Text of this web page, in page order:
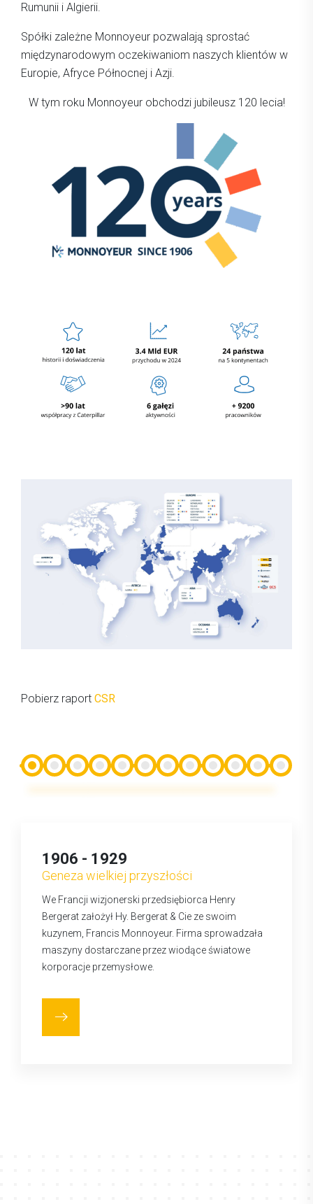
Rumunii i Algierii.
Spółki zależne Monnoyeur pozwalają sprostać
międzynarodowym oczekiwaniom naszych klientów w
Europie, Afryce Północnej i Azji.
W tym roku Monnoyeur obchodzi jubileusz 120 lecia!
Pobierz raport CSR
1906 - 1929
Geneza wielkiej przyszłości
We Francji wizjonerski przedsiębiorca Henry
Bergerat założył Hy. Bergerat & Cie ze swoim
kuzynem, Francis Monnoyeur. Firma sprowadzała
maszyny dostarczane przez wiodące światowe
korporacje przemysłowe.